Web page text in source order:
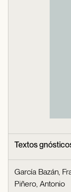
Textos
García Bazán,
Piñero, Antonio